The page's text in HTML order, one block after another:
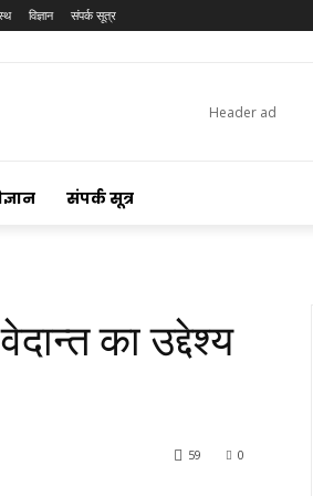
विज्ञान संपर्क सूत्र
संपर्क सूत्र
का उद्देश्य
0
59